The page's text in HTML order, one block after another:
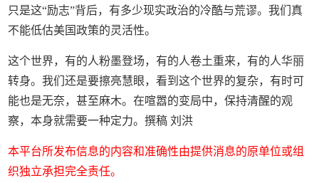
只是这“励志”背后，有多少现实政治的冷酷与荒谬。我们真
不能低估美国政策的灵活性。
这个世界，有的人粉墨登场，有的人卷土重来，有的人华丽
转身。我们还是要擦亮慧眼，看到这个世界的复杂，有时可
能也是无奈，甚至麻木。在喧嚣的变局中，保持清醒的观
察，本身就需要一种定力。撰稿 刘洪
本平台所发布信息的内容和准确性由提供消息的原单位或组
织独立承担完全责任。